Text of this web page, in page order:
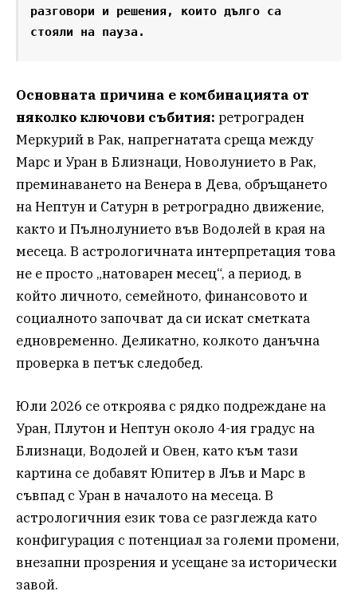
разговори и решения, които дълго са
стояли на пауза.
Основната причина е комбинацията от
няколко ключови събития: ретрограден
Меркурий в Рак, напрегнатата среща между
Марс и Уран в Близнаци, Новолунието в Рак,
преминаването на Венера в Дева, обръщането
на Нептун и Сатурн в ретроградно движение,
както и Пълнолунието във Водолей в края на
месеца. В астрологичната интерпретация това
не е просто „натоварен месец“, а период, в
който личното, семейното, финансовото и
социалното започват да си искат сметката
едновременно. Деликатно, колкото данъчна
проверка в петък следобед.
Юли 2026 се откроява с рядко подреждане на
Уран, Плутон и Нептун около 4-ия градус на
Близнаци, Водолей и Овен, като към тази
картина се добавят Юпитер в Лъв и Марс в
съвпад с Уран в началото на месеца. В
астрологичния език това се разглежда като
конфигурация с потенциал за големи промени,
внезапни прозрения и усещане за исторически
завой.